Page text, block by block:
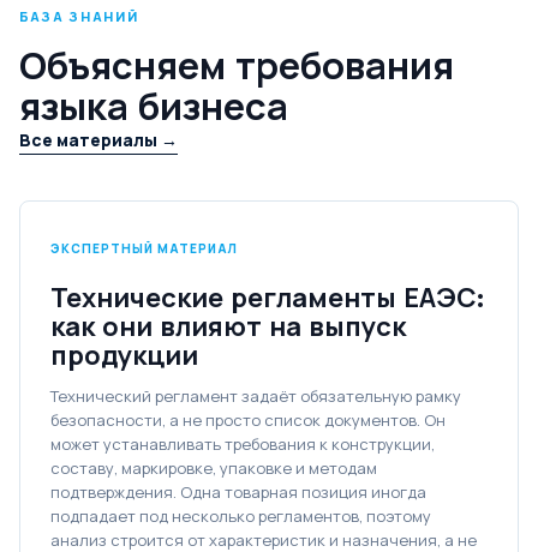
БАЗА ЗНАНИЙ
Объясняем требования
языка бизнеса
Все материалы →
ЭКСПЕРТНЫЙ МАТЕРИАЛ
Технические регламенты ЕАЭС:
как они влияют на выпуск
продукции
Технический регламент задаёт обязательную рамку
безопасности, а не просто список документов. Он
может устанавливать требования к конструкции,
составу, маркировке, упаковке и методам
подтверждения. Одна товарная позиция иногда
подпадает под несколько регламентов, поэтому
анализ строится от характеристик и назначения, а не